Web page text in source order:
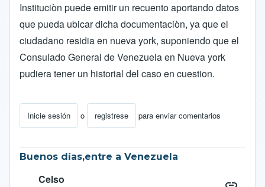
Instituciòn puede emitir un recuento aportando datos
que pueda ubicar dicha documentaciòn, ya que el
ciudadano residia en nueva york, suponiendo que el
Consulado General de Venezuela en Nueva york
pudiera tener un historial del caso en cuestion.
Inicie sesión o registrese para enviar comentarios
Buenos días,entre a Venezuela
Celso